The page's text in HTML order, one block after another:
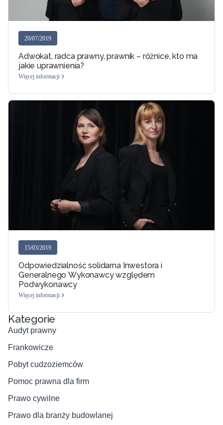
20/07/2019
Adwokat, radca prawny, prawnik – różnice, kto ma
jakie uprawnienia?
Więcej informacji
15/03/2019
Odpowiedzialność solidarna Inwestora i
Generalnego Wykonawcy względem
Podwykonawcy
Więcej informacji
Kategorie
Audyt prawny
Frankowicze
Pobyt cudzoziemców
Pomoc prawna dla firm
Prawo cywilne
Prawo dla branży budowlanej